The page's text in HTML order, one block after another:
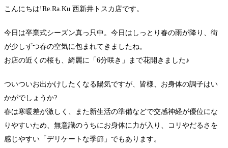
こんにちは!Re.Ra.Ku 西新井トスカ店です。
今日は卒業式シーズン真っ只中。今日はしっとり春の雨が降り、街
が少しずつ春の空気に包まれてきましたね。
お店の近くの桜も、綺麗に「6分咲き」まで花開きました♪
ついついお出かけしたくなる陽気ですが、皆様、お身体の調子はい
かがでしょうか?
春は寒暖差が激しく、また新生活の準備などで交感神経が優位にな
りやすいため、無意識のうちにお身体に力が入り、コリやだるさを
感じやすい「デリケートな季節」でもあります。